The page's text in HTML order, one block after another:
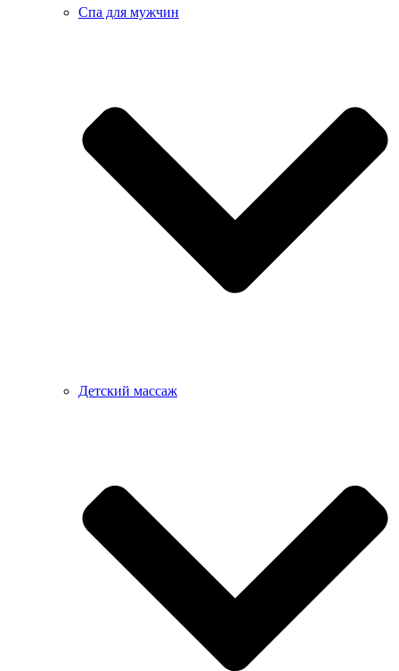
Спа для мужчин
Детский массаж